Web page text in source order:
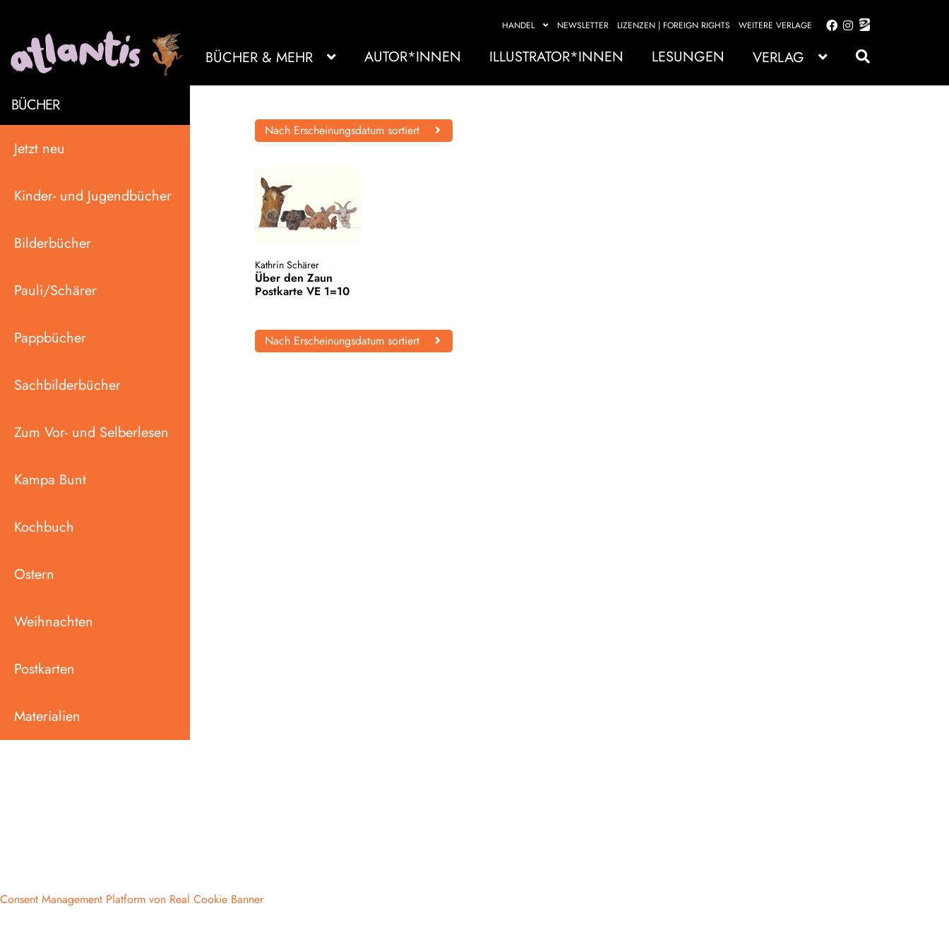
HANDEL NEWSLETTER LIZENZEN | FOREIGN RIGHTS WEITERE VERLAGE
Zur
springen
Zum
springen
BÜCHER & MEHR AUTOR*INNEN ILLUSTRATOR*INNEN LESUNGEN VERLAG
BÜCHER
Jetzt neu
Kinder- und Jugendbücher
Bilderbücher
Pauli/Schärer
Pappbücher
Sachbilderbücher
Zum Vor- und Selberlesen
Kampa Bunt
Kochbuch
Ostern
Weihnachten
Postkarten
Materialien
Nach Erscheinungsdatum sortiert
Kathrin Schärer
Über den Zaun
Postkarte VE 1=10
Nach Erscheinungsdatum sortiert
Consent Management Platform von Real Cookie Banner